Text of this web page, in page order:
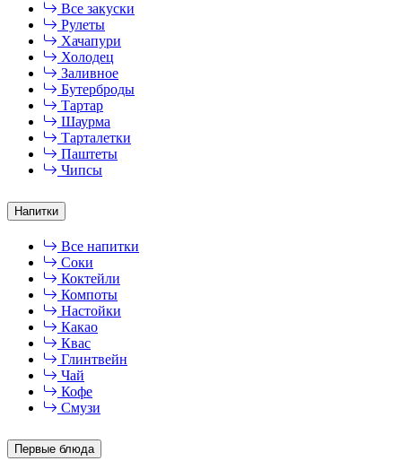
Все закуски
Рулеты
Хачапури
Холодец
Заливное
Бутерброды
Тартар
Шаурма
Тарталетки
Паштеты
Чипсы
Напитки
Все напитки
Соки
Коктейли
Компоты
Настойки
Какао
Квас
Глинтвейн
Чай
Кофе
Смузи
Первые блюда